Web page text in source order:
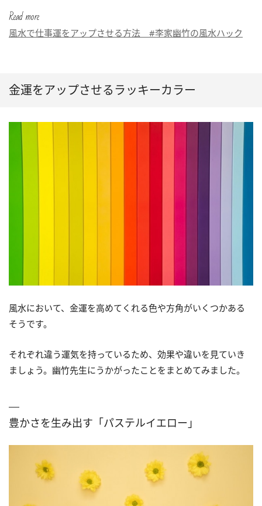
Read more
風水で仕事運をアップさせる方法 #李家幽竹の風水ハック
金運をアップさせるラッキーカラー
風水において、金運を高めてくれる色や方角がいくつかある
そうです。
それぞれ違う運気を持っているため、効果や違いを見ていき
ましょう。幽竹先生にうかがったことをまとめてみました。
豊かさを生み出す「パステルイエロー」